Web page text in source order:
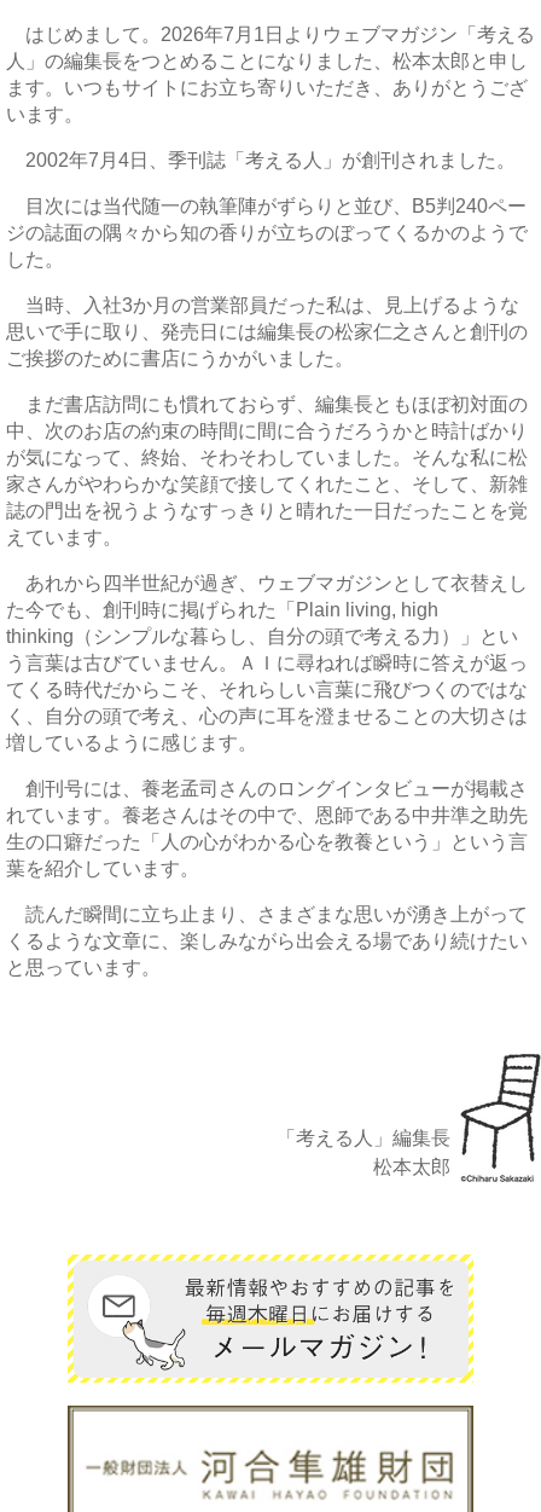
はじめまして。2026年7月1日よりウェブマガジン「考える
人」の編集長をつとめることになりました、松本太郎と申し
ます。いつもサイトにお立ち寄りいただき、ありがとうござ
います。
2002年7月4日、季刊誌「考える人」が創刊されました。
目次には当代随一の執筆陣がずらりと並び、B5判240ペー
ジの誌面の隅々から知の香りが立ちのぼってくるかのようで
した。
当時、入社3か月の営業部員だった私は、見上げるような
思いで手に取り、発売日には編集長の松家仁之さんと創刊の
ご挨拶のために書店にうかがいました。
まだ書店訪問にも慣れておらず、編集長ともほぼ初対面の
中、次のお店の約束の時間に間に合うだろうかと時計ばかり
が気になって、終始、そわそわしていました。そんな私に松
家さんがやわらかな笑顔で接してくれたこと、そして、新雑
誌の門出を祝うようなすっきりと晴れた一日だったことを覚
えています。
あれから四半世紀が過ぎ、ウェブマガジンとして衣替えし
た今でも、創刊時に掲げられた「Plain living, high
thinking（シンプルな暮らし、自分の頭で考える力）」とい
う言葉は古びていません。ＡＩに尋ねれば瞬時に答えが返っ
てくる時代だからこそ、それらしい言葉に飛びつくのではな
く、自分の頭で考え、心の声に耳を澄ませることの大切さは
増しているように感じます。
創刊号には、養老孟司さんのロングインタビューが掲載さ
れています。養老さんはその中で、恩師である中井準之助先
生の口癖だった「人の心がわかる心を教養という」という言
葉を紹介しています。
読んだ瞬間に立ち止まり、さまざまな思いが湧き上がって
くるような文章に、楽しみながら出会える場であり続けたい
と思っています。
「考える人」編集長
松本太郎